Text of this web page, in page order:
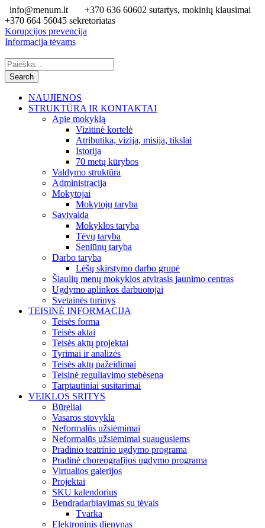
info@menum.lt
+370 636 60602 sutartys, mokinių klausimai
+370 664 56045 sekretoriatas
Korupcijos prevencija
Informacija tėvams
NAUJIENOS
STRUKTŪRA IR KONTAKTAI
Apie mokyklą
Vizitinė kortelė
Atributika, vizija, misija, tikslai
Istorija
70 metų kūrybos
Valdymo struktūra
Administracija
Mokytojai
Mokytojų taryba
Savivalda
Mokyklos taryba
Tėvų taryba
Seniūnų taryba
Darbo taryba
Lėšų skirstymo darbo grupė
Šiaulių menų mokyklos atvirasis jaunimo centras
Ugdymo aplinkos darbuotojai
Svetainės turinys
TEISINĖ INFORMACIJA
Teisės forma
Teisės aktai
Teisės aktų projektai
Tyrimai ir analizės
Teisės aktų pažeidimai
Teisinė reguliavimo stebėsena
Tarptautiniai susitarimai
VEIKLOS SRITYS
Būreliai
Vasaros stovykla
Neformalūs užsiėmimai
Neformalūs užsiėmimai suaugusiems
Pradinio teatrinio ugdymo programa
Pradinė choreografijos ugdymo programa
Virtualios galerijos
Projektai
SKU kalendorius
Bendradarbiavimas su tėvais
Tvarka
Elektroninis dienynas